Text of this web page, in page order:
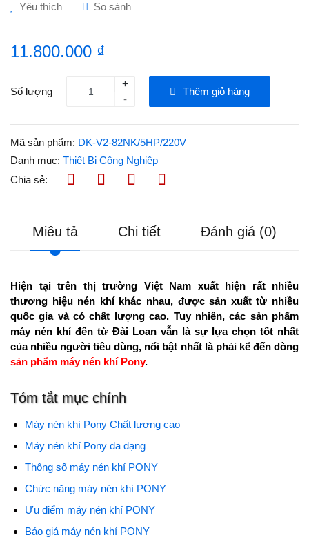
Yêu thích So sánh
11.800.000 ₫
Số lượng
+
-
Thêm giỏ hàng
Mã sản phẩm: DK-V2-82NK/5HP/220V
Danh mục: Thiết Bị Công Nghiệp
Chia sẻ:
Miêu tả Chi tiết Đánh giá (0)
Hiện tại trên thị trường Việt Nam xuất hiện rất nhiều
thương hiệu nén khí khác nhau, được sản xuất từ nhiều
quốc gia và có chất lượng cao. Tuy nhiên, các sản phẩm
máy nén khí đến từ Đài Loan vẫn là sự lựa chọn tốt nhất
của nhiều người tiêu dùng, nổi bật nhất là phải kể đến dòng
sản phẩm máy nén khí Pony.
Tóm tắt mục chính
Máy nén khí Pony Chất lượng cao
Máy nén khí Pony đa dạng
Thông số máy nén khí PONY
Chức năng máy nén khí PONY
Ưu điểm máy nén khí PONY
Báo giá máy nén khí PONY